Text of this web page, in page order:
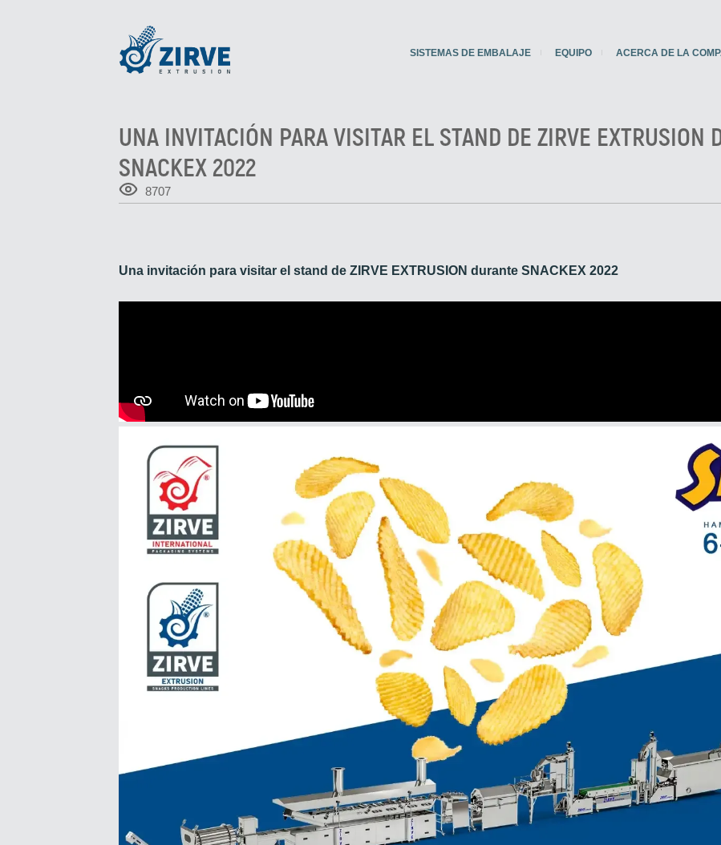
SISTEMAS DE EMBALAJE EQUIPO ACERCA DE LA
UNA INVITACIÓN PARA VISITAR EL STAND DE ZIRVE EXTRUSION
SNACKEX 2022
8707
Una invitación para visitar el stand de ZIRVE EXTRUSION durante SNACKEX 2022